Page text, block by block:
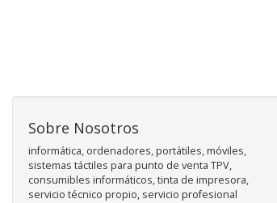
Sobre Nosotros
informática, ordenadores, portátiles, móviles,
sistemas táctiles para punto de venta TPV,
consumibles informáticos, tinta de impresora,
servicio técnico propio, servicio profesional